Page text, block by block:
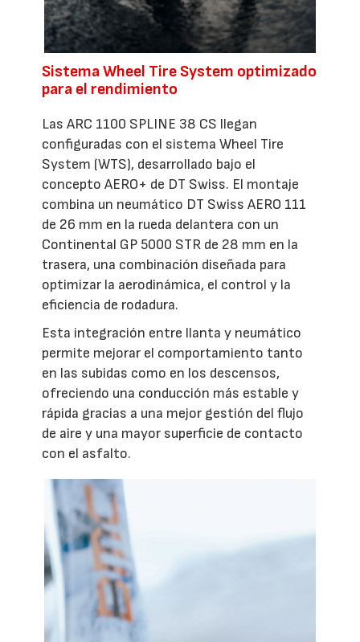
Sistema Wheel Tire System optimizado
para el rendimiento
Las ARC 1100 SPLINE 38 CS llegan
configuradas con el sistema Wheel Tire
System (WTS), desarrollado bajo el
concepto AERO+ de DT Swiss. El montaje
combina un neumático DT Swiss AERO 111
de 26 mm en la rueda delantera con un
Continental GP 5000 STR de 28 mm en la
trasera, una combinación diseñada para
optimizar la aerodinámica, el control y la
eficiencia de rodadura.
Esta integración entre llanta y neumático
permite mejorar el comportamiento tanto
en las subidas como en los descensos,
ofreciendo una conducción más estable y
rápida gracias a una mejor gestión del flujo
de aire y una mayor superficie de contacto
con el asfalto.